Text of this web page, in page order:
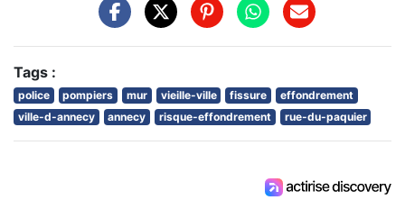
Tags :
police pompiers mur vieille-ville fissure
effondrement
ville-d-annecy
annecy risque-effondrement rue-du-paquier